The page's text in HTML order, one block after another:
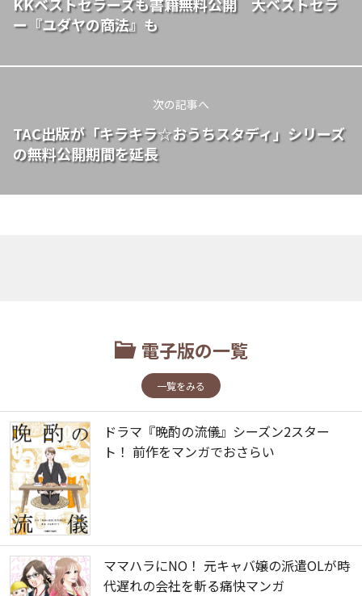
ー『ユダヤの商法』も
次の記事へ
TAC出版が「キラキラ☆おうちスタディ」シリーズ
の無料公開期間を延長
電子版の一覧
一覧をみる
ドラマ『晩酌の流儀』シーズン2スター
ト！ 前作をマンガでおさらい
ママハラにNO！ 元キャバ嬢の派遣OLが時
代遅れの会社を斬る痛快マンガ